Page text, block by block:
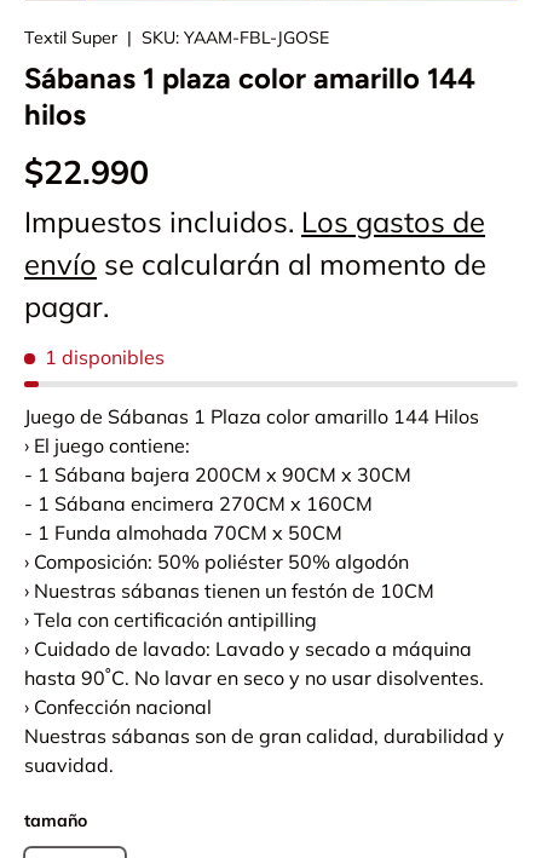
Textil Super | SKU: YAAM-FBL-JGOSE
Sábanas 1 plaza color amarillo 144
hilos
$22.990
Impuestos incluidos. Los gastos de
envío se calcularán al momento de
pagar.
1 disponibles
Juego de Sábanas 1 Plaza color amarillo 144 Hilos
› El juego contiene:
- 1 Sábana bajera 200CM x 90CM x 30CM
- 1 Sábana encimera 270CM x 160CM
- 1 Funda almohada 70CM x 50CM
› Composición: 50% poliéster 50% algodón
› Nuestras sábanas tienen un festón de 10CM
› Tela con certificación antipilling
› Cuidado de lavado: Lavado y secado a máquina
hasta 90˚C. No lavar en seco y no usar disolventes.
› Confección nacional
Nuestras sábanas son de gran calidad, durabilidad y
suavidad.
tamaño